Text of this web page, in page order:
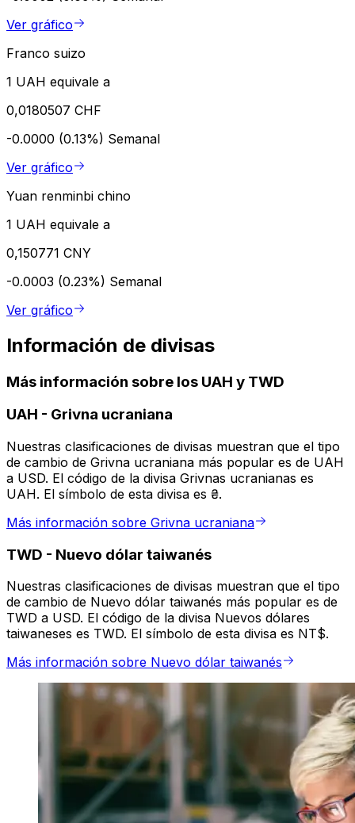
Ver gráfico
Franco suizo
1 UAH equivale a
0,0180507 CHF
-0.0000 (0.13%) Semanal
Ver gráfico
Yuan renminbi chino
1 UAH equivale a
0,150771 CNY
-0.0003 (0.23%) Semanal
Ver gráfico
Información de divisas
Más información sobre los UAH y TWD
UAH - Grivna ucraniana
Nuestras clasificaciones de divisas muestran que el tipo
de cambio de Grivna ucraniana más popular es de UAH
a USD. El código de la divisa Grivnas ucranianas es
UAH. El símbolo de esta divisa es ₴.
Más información sobre Grivna ucraniana
TWD - Nuevo dólar taiwanés
Nuestras clasificaciones de divisas muestran que el tipo
de cambio de Nuevo dólar taiwanés más popular es de
TWD a USD. El código de la divisa Nuevos dólares
taiwaneses es TWD. El símbolo de esta divisa es NT$.
Más información sobre Nuevo dólar taiwanés